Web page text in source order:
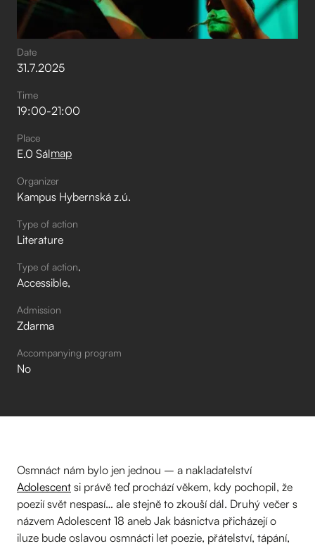
Date
31.7.2025
Time
19:00-21:00
Place
E.0 Sálmap
Organizer
Kampus Hybernská z.ú.
Type of action
Literature
Type of action
Accessible
Admission
Zdarma
Accompanying program
No
Osmnáct nám bylo jen jednou – a nakladatelství
Adolescent si právě teď prochází věkem, kdy pochopil, že
poezií svět nespasí… ale stejně to zkouší dál. Druhý večer s
názvem Adolescent 18 aneb Jak básnictva přicházejí o
iluze bude oslavou osmnácti let poezie, přátelství, tápání,